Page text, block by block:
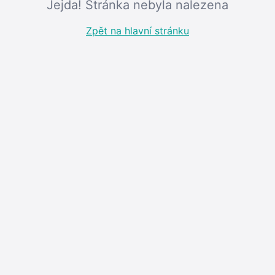
Jejda! Stránka nebyla nalezena
Zpět na hlavní stránku